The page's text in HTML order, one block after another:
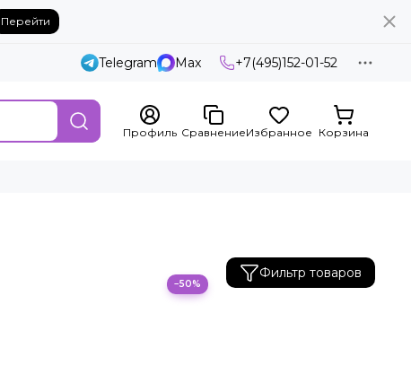
Перейти
Telegram Max +7(495)152-01-52
Профиль СравнениеИзбранное Корзина
Фильтр товаров
−50%